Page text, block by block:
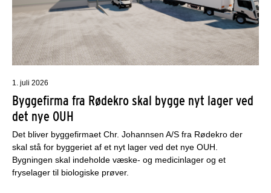
1. juli 2026
Byggefirma fra Rødekro skal bygge nyt lager ved
det nye OUH
Det bliver byggefirmaet Chr. Johannsen A/S fra Rødekro der
skal stå for byggeriet af et nyt lager ved det nye OUH.
Bygningen skal indeholde væske- og medicinlager og et
fryselager til biologiske prøver.